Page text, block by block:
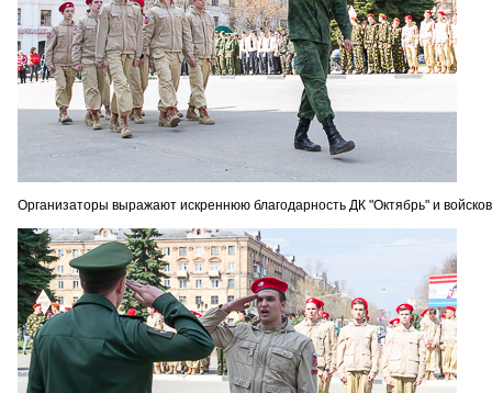
Организаторы выражают искреннюю благодарность ДК "Октябрь" и